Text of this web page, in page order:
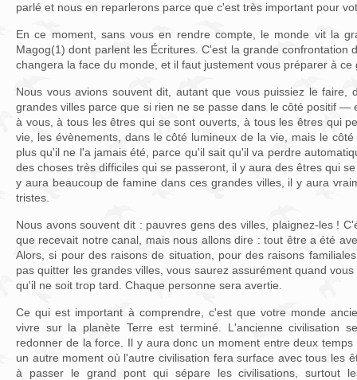
parlé et nous en reparlerons parce que c'est très important pour
En ce moment, sans vous en rendre compte, le monde vit la
Magog(1) dont parlent les Écritures. C'est la grande confrontation
changera la face du monde, et il faut justement vous préparer à ce
Nous vous avions souvent dit, autant que vous puissiez le faire,
grandes villes parce que si rien ne se passe dans le côté positif —
à vous, à tous les êtres qui se sont ouverts, à tous les êtres qui
vie, les évènements, dans le côté lumineux de la vie, mais le
plus qu'il ne l'a jamais été, parce qu'il sait qu'il va perdre
des choses très difficiles qui se passeront, il y aura des êtres qui
y aura beaucoup de famine dans ces grandes villes, il y aura
tristes.
Nous avons souvent dit : pauvres gens des villes, plaignez-les !
que recevait notre canal, mais nous allons dire : tout être a été
Alors, si pour des raisons de situation, pour des raisons
pas quitter les grandes villes, vous saurez assurément quand
qu'il ne soit trop tard. Chaque personne sera avertie.
Ce qui est important à comprendre, c'est que votre monde
vivre sur la planète Terre est terminé. L'ancienne civilisation
redonner de la force. Il y aura donc un moment entre deux
un autre moment où l'autre civilisation fera surface avec tous les
à passer le grand pont qui sépare les civilisations, surtout